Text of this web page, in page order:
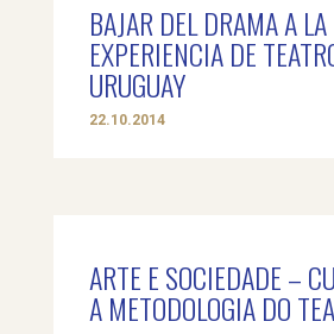
BAJAR DEL DRAMA A
EXPERIENCIA DE
URUGUAY
22.10.2014
ARTE E SOCIEDADE –
A METODOLOGIA DO